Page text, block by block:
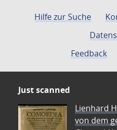
Hilfe zur Suche
Feedback
Just scanned
Lienhard
von dem